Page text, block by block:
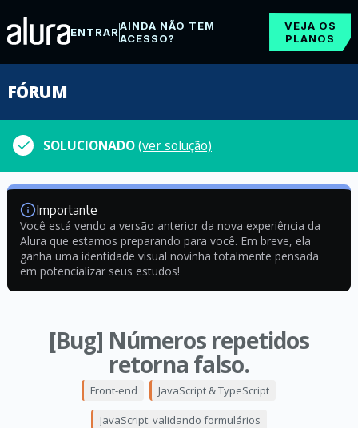
ENTRARAINDA NÃO TEM
ACESSO?
VEJA OS
PLANOS
FÓRUM
SOLUCIONADO(ver solução)
Importante
Você está vendo a versão anterior da nova experiência da
Alura que estamos preparando para você. Em breve, ela
ganha uma identidade visual novinha totalmente pensada
em potencializar seus estudos!
[Bug] Números repetidos
retorna falso.
Front-end JavaScript & TypeScript
JavaScript: validando formulários